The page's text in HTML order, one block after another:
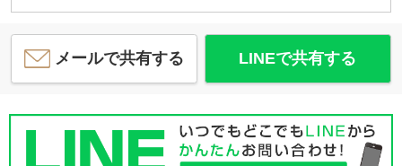
メールで共有する LINEで共有する